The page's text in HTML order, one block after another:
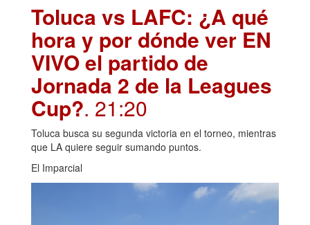
Toluca vs LAFC: ¿A qué
hora y por dónde ver EN
VIVO el partido de
Jornada 2 de la Leagues
Cup?. 21:20
Toluca busca su segunda victoria en el torneo, mientras
que LA quiere seguir sumando puntos.
El Imparcial